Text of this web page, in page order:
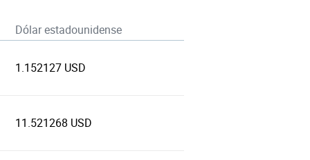
Dólar estadounidense
1.152127 USD
11.521268 USD